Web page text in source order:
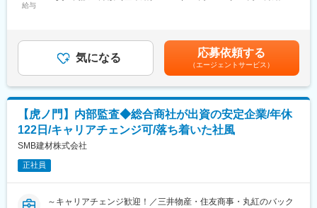
・工事事務に係る会計処理全般
・総務、労務管理に係る事務処理業務
・経理、財務に係る事務処理業務
■求める人物像
営業事務、庶務、総務業務、経理業務など様々な業務をおまかせ
するので、特定の分野に仕事の幅を限定せずに幅広い業務ができ
また今回の募集は部門での中心人物（将来の管理職候補）として
の期待も込められておりますので、受け身ではなく能動的かつ主
給与
す。月給(月額)は固定手当を含めた表記です。
気になる 応募依頼する
（エージェントサービス）
【虎ノ門】内部監査◆総合商社が出資の安定企業/年休
122日/キャリアチェンジ可/落ち着いた社風
SMB建材株式会社
正社員
～キャリアチェンジ歓迎！／三井物産・住友商事・丸紅のバック